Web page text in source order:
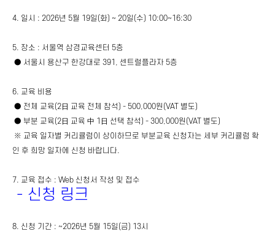
4. 일시 : 2026년 5월 19일(화) ~ 20일(수) 10:00~16:30
5. 장소 : 서울역 삼경교육센터 5층
● 서울시 용산구 한강대로 391, 센트럴플라자 5층
6. 교육 비용
● 전체 교육(2日 교육 전체 참석) - 500,000원(VAT 별도)
● 부분 교육(2日 교육 中 1日 선택 참석) - 300,000원(VAT 별도)
※ 교육 일자별 커리큘럼이 상이하므로 부분교육 신청자는 세부 커리큘럼 확
인 후 희망 일자에 신청 바랍니다.
7. 교육 접수 : Web 신청서 작성 및 접수
- 신청 링크
8. 신청 기간 : ~2026년 5월 15일(금) 13시